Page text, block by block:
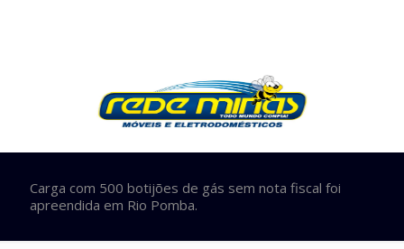
Carga com 500 botijões de gás sem nota fiscal foi
apreendida em Rio Pomba.